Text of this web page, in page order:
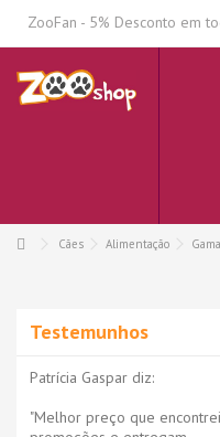
ZooFan - 5% Desconto em
Cães Alimentação
Testemunhos
Patrícia Gaspar diz:
"Melhor preço que